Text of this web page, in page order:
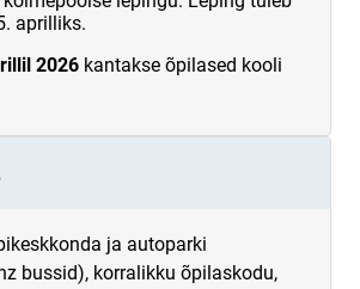
aprilliks.
2026 kantakse õpilased kooli
ja autoparki
bussid), korralikku õpilaskodu,